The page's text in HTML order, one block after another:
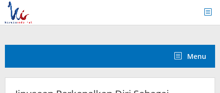
Skip
content
Menu